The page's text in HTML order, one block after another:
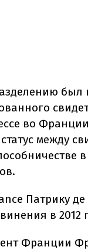
был
во
между
Патрику
в 2012
Франции